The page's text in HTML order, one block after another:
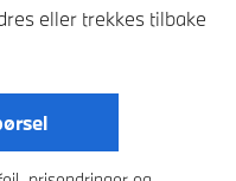
eller trekkes tilbake